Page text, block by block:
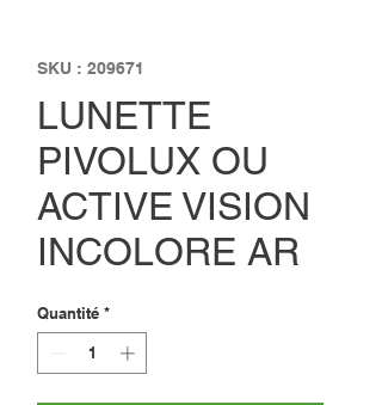
SKU : 209671
LUNETTE
PIVOLUX OU
ACTIVE VISION
INCOLORE AR
Quantité *